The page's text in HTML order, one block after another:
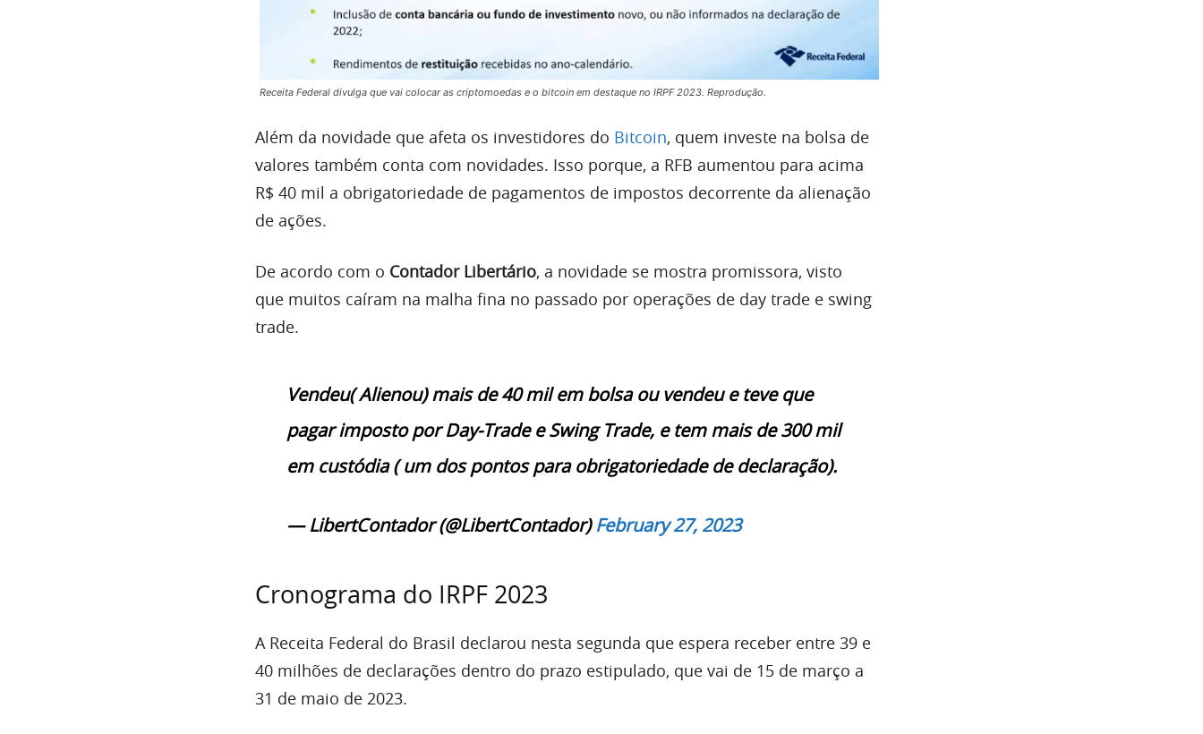
Receita Federal divulga que vai colocar as criptomoedas e o bitcoin em destaque no IRPF 2023. Reprodução.
Além da novidade que afeta os investidores do Bitcoin, quem investe na bolsa de
valores também conta com novidades. Isso porque, a RFB aumentou para acima
R$ 40 mil a obrigatoriedade de pagamentos de impostos decorrente da alienação
de ações.
De acordo com o Contador Libertário, a novidade se mostra promissora, visto
que muitos caíram na malha fina no passado por operações de day trade e swing
trade.
Vendeu( Alienou) mais de 40 mil em bolsa ou vendeu e teve que
pagar imposto por Day-Trade e Swing Trade, e tem mais de 300 mil
em custódia ( um dos pontos para obrigatoriedade de declaração).
— LibertContador (@LibertContador)February 27, 2023
Cronograma do IRPF 2023
A Receita Federal do Brasil declarou nesta segunda que espera receber entre 39 e
40 milhões de declarações dentro do prazo estipulado, que vai de 15 de março a
31 de maio de 2023.